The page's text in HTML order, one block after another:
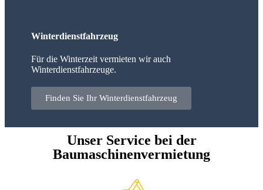
Winterdienstfahrzeug
Für die Winterzeit vermieten wir auch
Winterdienstfahrzeuge.
Finden Sie Ihr Winterdienstfahrzeug
Unser Service bei der
Baumaschinenvermietung